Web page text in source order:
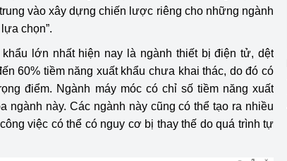
Phát triển công nghiệpCông nghiệp nền tảng
Sản xuất công nghiệp
vào xây dựng chiến lược riêng cho những ngành
chọn”.
lớn nhất hiện nay là ngành thiết bị điện tử, dệt
60% tiềm năng xuất khẩu chưa khai thác, do đó có
điểm. Ngành máy móc có chỉ số tiềm năng xuất
ngành này. Các ngành này cũng có thể tạo ra nhiều
việc có thể có nguy cơ bị thay thế do quá trình tự